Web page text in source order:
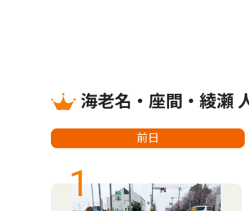
海老名・座間・綾瀬
前日
1